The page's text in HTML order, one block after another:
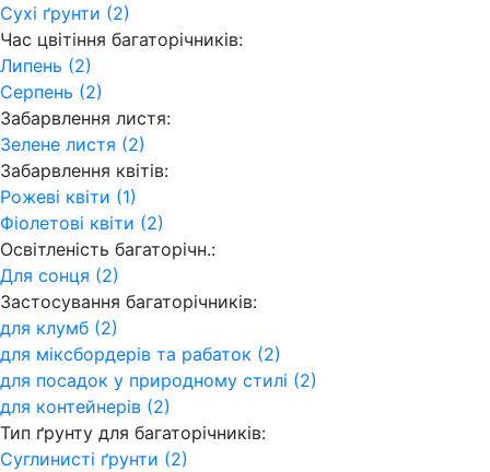
Сухі ґрунти (2)
Час цвітіння багаторічників:
Липень (2)
Серпень (2)
Забарвлення листя:
Зелене листя (2)
Забарвлення квітів:
Рожеві квіти (1)
Фіолетові квіти (2)
Освітленість багаторічн.:
Для сонця (2)
Застосування багаторічників:
для клумб (2)
для міксбордерів та рабаток (2)
для посадок у природному стилі (2)
для контейнерів (2)
Тип ґрунту для багаторічників:
Суглинисті ґрунти (2)